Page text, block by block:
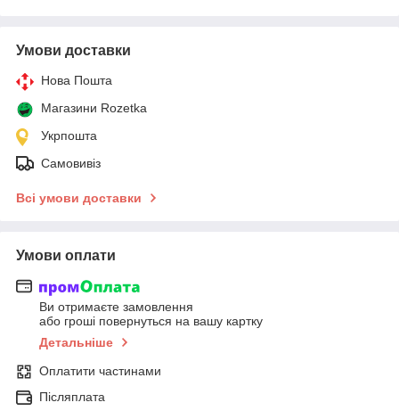
Умови доставки
Нова Пошта
Магазини Rozetka
Укрпошта
Самовивіз
Всі умови доставки
Умови оплати
Ви отримаєте замовлення
або гроші повернуться на вашу картку
Детальніше
Оплатити частинами
Післяплата